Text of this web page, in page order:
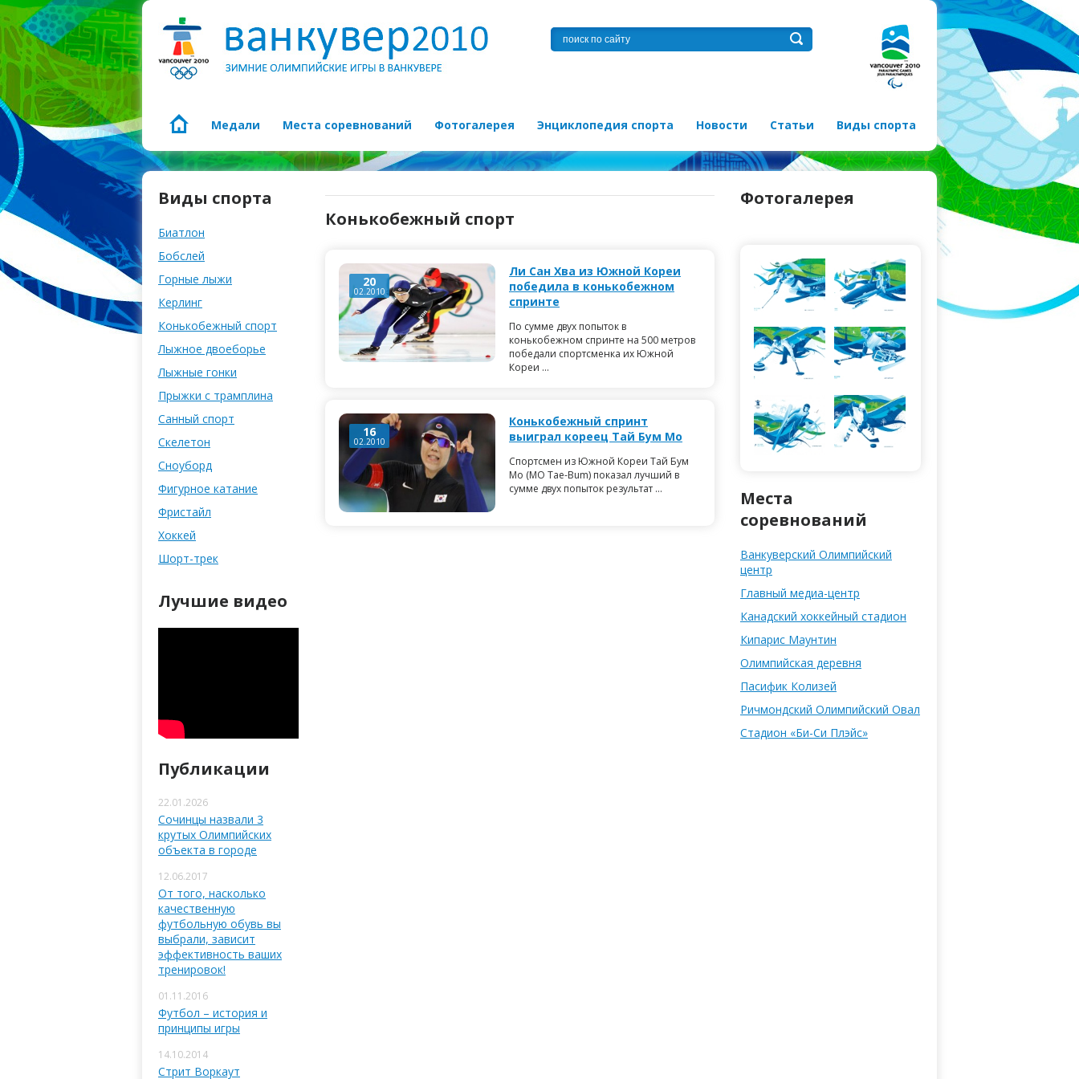
Медали Места соревнований Фотогалерея Энциклопедия спорта Новости Статьи Виды спорта
Виды спорта
Биатлон
Бобслей
Горные лыжи
Керлинг
Конькобежный спорт
Лыжное двоеборье
Лыжные гонки
Прыжки с трамплина
Санный спорт
Скелетон
Сноуборд
Фигурное катание
Фристайл
Хоккей
Шорт-трек
Лучшие видео
Публикации
22.01.2026
Сочинцы назвали 3
крутых Олимпийских
объекта в городе
12.06.2017
От того, насколько
качественную
футбольную обувь вы
выбрали, зависит
эффективность ваших
тренировок!
01.11.2016
Футбол – история и
принципы игры
14.10.2014
Стрит Воркаут
Конькобежный спорт
20
02.2010
Ли Сан Хва из Южной Кореи
победила в конькобежном
спринте
По сумме двух попыток в
конькобежном спринте на 500 метров
победали спортсменка их Южной
Кореи ...
16
02.2010
Конькобежный спринт
выиграл кореец Тай Бум Мо
Спортсмен из Южной Кореи Тай Бум
Мо (MO Tae-Bum) показал лучший в
сумме двух попыток результат ...
Фотогалерея
Места
соревнований
Ванкуверский Олимпийский
центр
Главный медиа-центр
Канадский хоккейный стадион
Кипарис Маунтин
Олимпийская деревня
Паcифик Колизей
Ричмондский Олимпийский Овал
Стадион «Би-Си Плэйс»